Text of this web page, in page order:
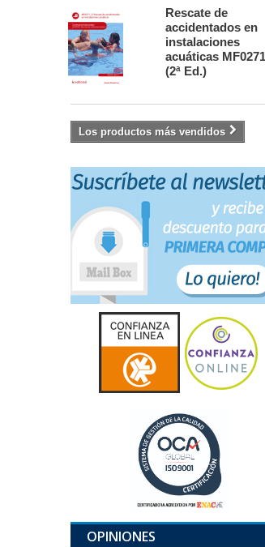
Rescate de
accidentados en
instalaciones
acuáticas
(2ª Ed.)
Los productos más vendidos
OPINIONES